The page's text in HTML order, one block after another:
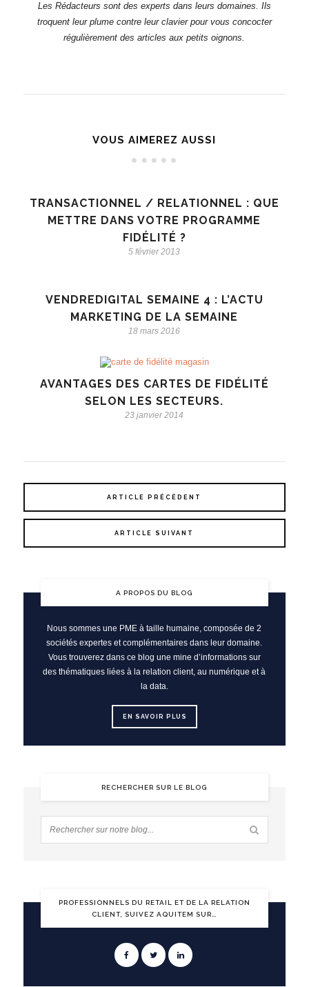
Les Rédacteurs sont des experts dans leurs domaines. Ils
troquent leur plume contre leur clavier pour vous concocter
régulièrement des articles aux petits oignons.
VOUS AIMEREZ AUSSI
TRANSACTIONNEL / RELATIONNEL : QUE
METTRE DANS VOTRE PROGRAMME
FIDÉLITÉ ?
5 février 2013
VENDREDIGITAL SEMAINE 4 : L’ACTU
MARKETING DE LA SEMAINE
18 mars 2016
AVANTAGES DES CARTES DE FIDÉLITÉ
SELON LES SECTEURS.
23 janvier 2014
ARTICLE PRÉCÉDENT
ARTICLE SUIVANT
A PROPOS DU BLOG
Nous sommes une PME à taille humaine, composée de 2
sociétés expertes et complémentaires dans leur domaine.
Vous trouverez dans ce blog une mine d’informations sur
des thématiques liées à la relation client, au numérique et à
la data.
EN SAVOIR PLUS
RECHERCHER SUR LE BLOG
PROFESSIONNELS DU RETAIL ET DE LA RELATION
CLIENT, SUIVEZ AQUITEM SUR…